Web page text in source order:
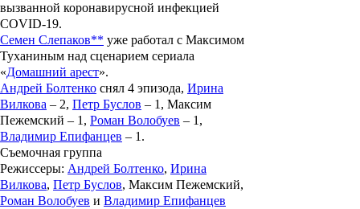
вызванной коронавирусной инфекцией
COVID-19.
Семен Слепаков** уже работал с Максимом
Туханиным над сценарием сериала
«Домашний арест».
Андрей Болтенко снял 4 эпизода, Ирина
Вилкова – 2, Петр Буслов – 1, Максим
Пежемский – 1, Роман Волобуев – 1,
Владимир Епифанцев – 1.
Съемочная группа
Режиссеры: Андрей Болтенко, Ирина
Вилкова, Петр Буслов, Максим Пежемский,
Роман Волобуев и Владимир Епифанцев